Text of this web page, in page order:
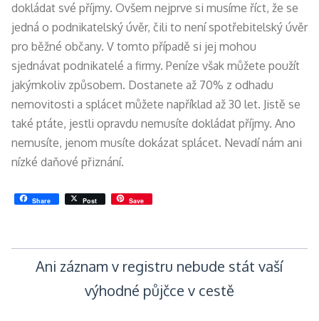
dokládat své příjmy. Ovšem nejprve si musíme říct, že se
jedná o podnikatelský úvěr, čili to není spotřebitelský úvěr
pro běžné občany. V tomto případě si jej mohou
sjednávat podnikatelé a firmy. Peníze však můžete použít
jakýmkoliv způsobem. Dostanete až 70% z odhadu
nemovitosti a splácet můžete například až 30 let. Jistě se
také ptáte, jestli opravdu nemusíte dokládat příjmy. Ano
nemusíte, jenom musíte dokázat splácet. Nevadí nám ani
nízké daňové přiznání.
Share Post Save
Navigace
Ani záznam v registru nebude stát vaší
výhodné půjčce v cestě